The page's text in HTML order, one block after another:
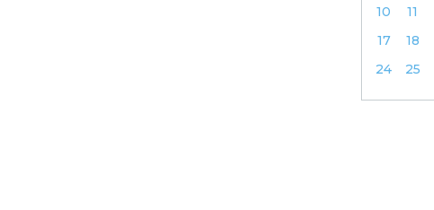
10
11
17
18
24
25